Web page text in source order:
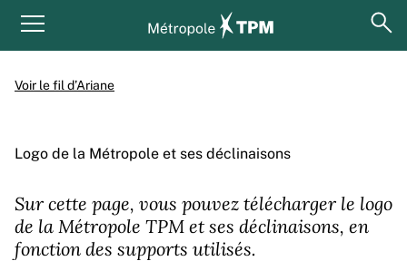
Menu principal
Voir le fil d’Ariane
Logo de la Métropole et ses déclinaisons
Sur cette page, vous pouvez télécharger le logo
de la Métropole TPM et ses déclinaisons, en
fonction des supports utilisés.